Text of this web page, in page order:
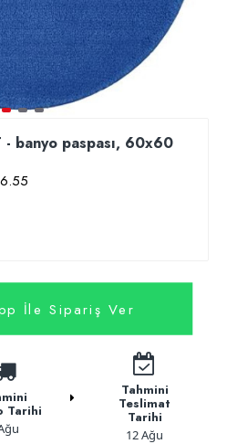
- banyo paspası, 60x60
İle Sipariş Ver
Tarihi
Tahmini
Teslimat
Tarihi
12 Ağu